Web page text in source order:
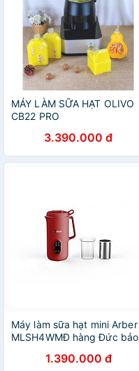
MÁY LÀM SỮA HẠT OLIVO
CB22 PRO
3.390.000 đ
Máy làm sữa hạt mini Arber
MLSH4WMĐ hàng Đức bảo
1.390.000 đ